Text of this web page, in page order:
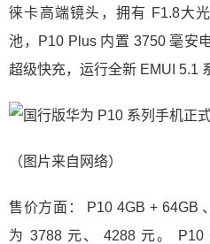
徕卡高端镜头，拥有 F1.8大
池，P10 Plus 内置 3750 毫安
超级快充，运行全新 EMUI 5.1
（图片来自网络）
售价方面： P10 4GB + 64GB
为 3788 元、 4288 元。 P10